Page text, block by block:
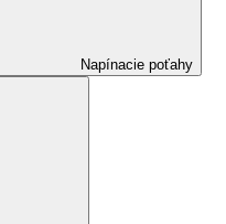
Napínacie poťahy